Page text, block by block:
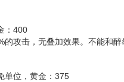
：400
的攻击，无叠加效果。不能和
单位，黄金：375